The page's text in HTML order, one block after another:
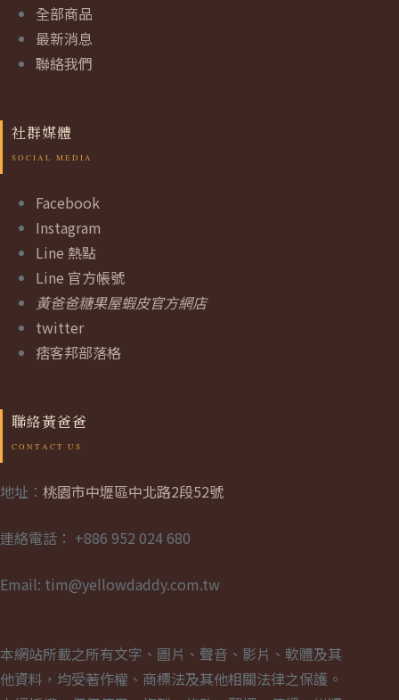
全部商品
最新消息
聯絡我們
社群媒體
Facebook
Instagram
Line 熱點
Line 官方帳號
黃爸爸糖果屋蝦皮官方網店
twitter
痞客邦部落格
聯絡黃爸爸
地址： 桃園市中壢區中北路2段52號
連絡電話： +886 952 024 680
Email: tim@yellowdaddy.com.tw
本網站所載之所有文字、圖片、聲音、影片、軟體及其
他資料，均受著作權、商標法及其他相關法律之保護。